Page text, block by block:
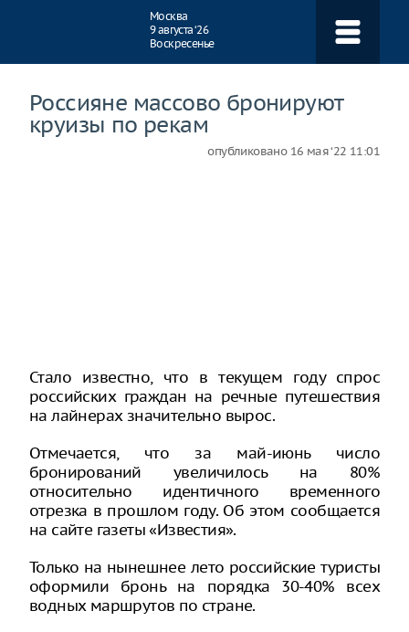
Москва
9 августа ‘26
Воскресенье
Россияне массово бронируют
круизы по рекам
опубликовано 16 мая ‘22 11:01
Стало известно, что в текущем году спрос
российских граждан на речные путешествия
на лайнерах значительно вырос.
Отмечается, что за май-июнь число
бронирований увеличилось на 80%
относительно идентичного временного
отрезка в прошлом году. Об этом сообщается
на сайте газеты «Известия».
Только на нынешнее лето российские туристы
оформили бронь на порядка 30-40% всех
водных маршрутов по стране.